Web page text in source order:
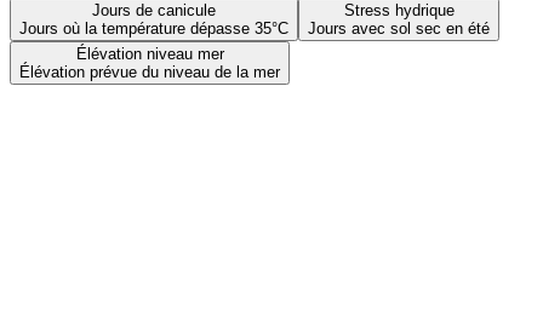
Jours de canicule
Jours où la température dépasse 35°C
Stress hydrique
Jours avec sol sec en été
Élévation niveau mer
Élévation prévue du niveau de la mer